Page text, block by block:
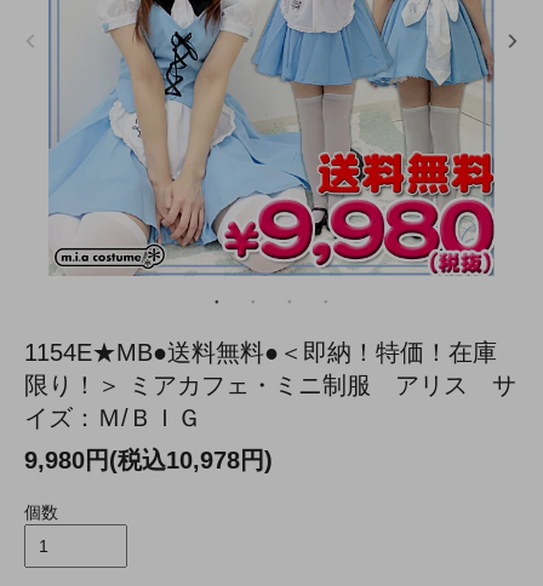
1154E★MB●送料無料●＜即納！特価！在庫
限り！＞ ミアカフェ・ミニ制服 アリス サ
イズ：Ｍ/ＢＩＧ
9,980円(税込10,978円)
個数